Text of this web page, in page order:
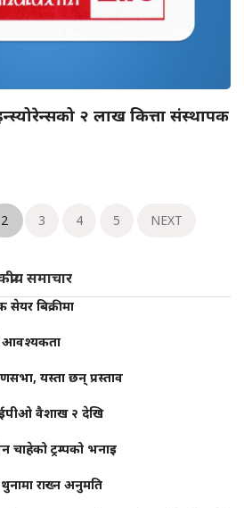
२ लाख कित्ता संस्थापक
2 3 4 5 NEXT
समाचार
सेयर बिक्रीमा
आवश्यकता
यस्ता छन् प्रस्ताव
वैशाख २ देखि
चाहेको ट्रम्पको भनाइ
राख्न अनुमति